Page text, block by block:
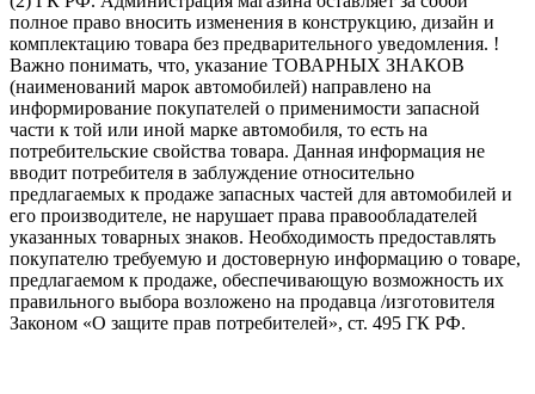
полное право вносить изменения в конструкцию, дизайн и
комплектацию товара без предварительного уведомления. !
Важно понимать, что, указание ТОВАРНЫХ ЗНАКОВ
(наименований марок автомобилей) направлено на
информирование покупателей о применимости запасной
части к той или иной марке автомобиля, то есть на
потребительские свойства товара. Данная информация не
вводит потребителя в заблуждение относительно
предлагаемых к продаже запасных частей для автомобилей и
его производителе, не нарушает права правообладателей
указанных товарных знаков. Необходимость предоставлять
покупателю требуемую и достоверную информацию о товаре,
предлагаемом к продаже, обеспечивающую возможность их
правильного выбора возложено на продавца /изготовителя
Законом «О защите прав потребителей», ст. 495 ГК РФ.